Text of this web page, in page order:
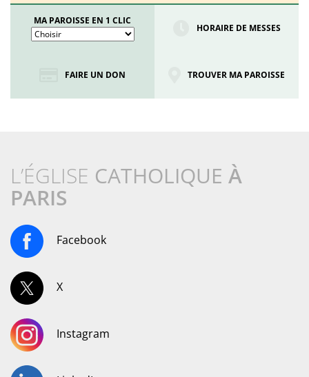
MA PAROISSE EN 1 CLIC
HORAIRE DE MESSES
FAIRE UN DON TROUVER MA PAROISSE
L’ÉGLISE CATHOLIQUE À
PARIS
Facebook
X
Instagram